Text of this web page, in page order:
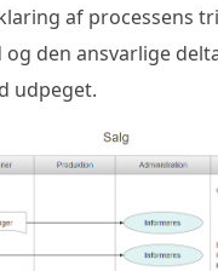
af processens
den ansvarlige
udpeget.